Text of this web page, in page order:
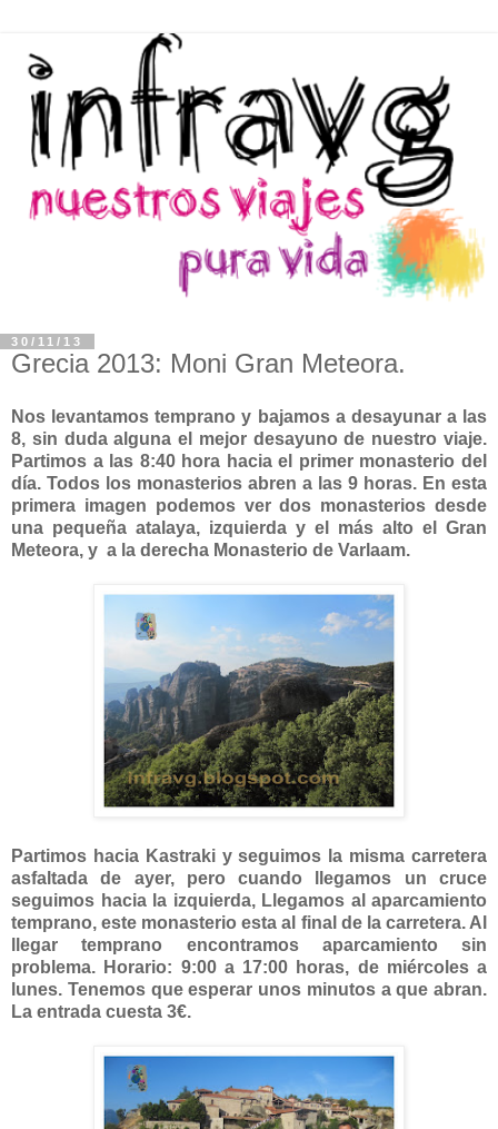
30/11/13
Grecia 2013: Moni Gran Meteora.
Nos levantamos temprano y bajamos a desayunar a las
8, sin duda alguna el mejor desayuno de nuestro viaje.
Partimos a las 8:40 hora hacia el primer monasterio del
día. Todos los monasterios abren a las 9 horas. En esta
primera imagen podemos ver dos monasterios desde
una pequeña atalaya, izquierda y el más alto el Gran
Meteora, y a la derecha Monasterio de Varlaam.
Partimos hacia Kastraki y seguimos la misma carretera
asfaltada de ayer, pero cuando llegamos un cruce
seguimos hacia la izquierda, Llegamos al aparcamiento
temprano, este monasterio esta al final de la carretera. Al
llegar temprano encontramos aparcamiento sin
problema. Horario: 9:00 a 17:00 horas, de miércoles a
lunes. Tenemos que esperar unos minutos a que abran.
La entrada cuesta 3€.